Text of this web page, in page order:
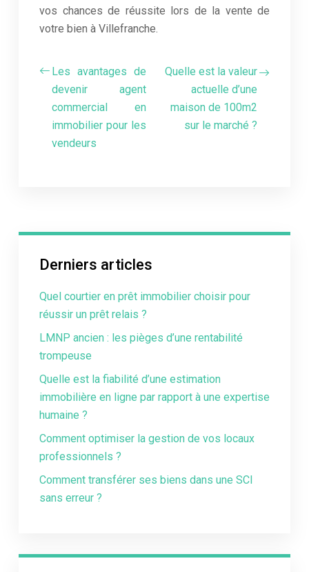
vos chances de réussite lors de la vente de
votre bien à Villefranche.
Les avantages de
devenir agent
commercial en
immobilier pour les
vendeurs
Quelle est la valeur
actuelle d’une
maison de 100m2
sur le marché ?
Derniers articles
Quel courtier en prêt immobilier choisir pour
réussir un prêt relais ?
LMNP ancien : les pièges d’une rentabilité
trompeuse
Quelle est la fiabilité d’une estimation
immobilière en ligne par rapport à une expertise
humaine ?
Comment optimiser la gestion de vos locaux
professionnels ?
Comment transférer ses biens dans une SCI
sans erreur ?